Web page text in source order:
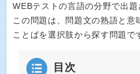
WEBテストの言語の分野で出題
この問題は、問題文の熟語と意
ことばを選択肢から探す問題で
目次